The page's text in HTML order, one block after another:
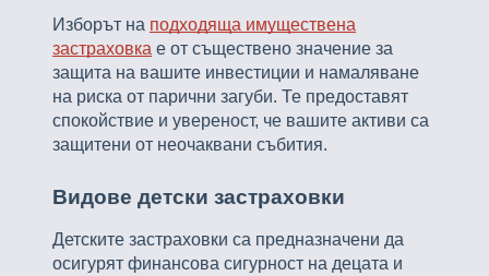
Изборът на подходяща имуществена
застраховка е от съществено значение за
защита на вашите инвестиции и намаляване
на риска от парични загуби. Те предоставят
спокойствие и увереност, че вашите активи са
защитени от неочаквани събития.
Видове детски застраховки
Детските застраховки са предназначени да
осигурят финансова сигурност на децата и